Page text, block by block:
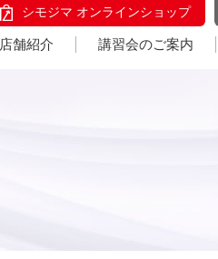
シモジマ オンラインショップ
店舗紹介 講習会のご案内